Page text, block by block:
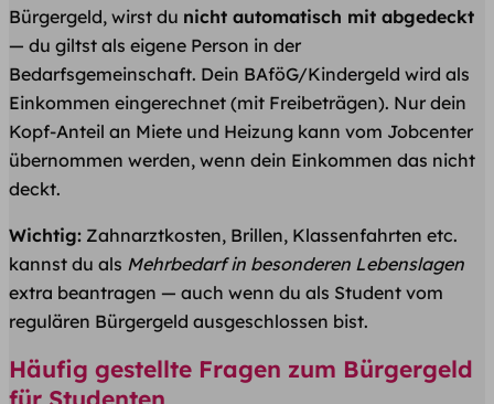
Bürgergeld, wirst du nicht automatisch mit abgedeckt
— du giltst als eigene Person in der
Bedarfsgemeinschaft. Dein BAföG/Kindergeld wird als
Einkommen eingerechnet (mit Freibeträgen). Nur dein
Kopf-Anteil an Miete und Heizung kann vom Jobcenter
übernommen werden, wenn dein Einkommen das nicht
deckt.
Wichtig: Zahnarztkosten, Brillen, Klassenfahrten etc.
kannst du als Mehrbedarf in besonderen Lebenslagen
extra beantragen — auch wenn du als Student vom
regulären Bürgergeld ausgeschlossen bist.
Häufig gestellte Fragen zum Bürgergeld